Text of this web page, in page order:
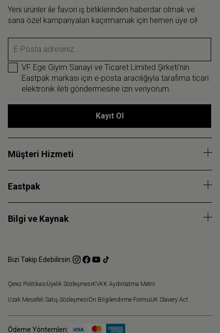
Yeni ürünler ile favori iş birliklerinden haberdar olmak ve
sana özel kampanyaları kaçırmamak için hemen üye ol!
E-Posta adresiniz...
VF Ege Giyim Sanayi ve Ticaret Limited Şirketi’nin
Eastpak markası için e-posta aracılığıyla tarafıma ticari
elektronik ileti göndermesine izin veriyorum.
Kayıt Ol
Müşteri Hizmeti
Eastpak
Bilgi ve Kaynak
Bizi Takip Edebilirsin:
Çerez PolitikasıÜyelik SözleşmesiKVKK Aydınlatma Metni
Uzak Mesafeli Satış SözleşmesiÖn Bilgilendirme FormuUK Slavery Act
Ödeme Yöntemleri: